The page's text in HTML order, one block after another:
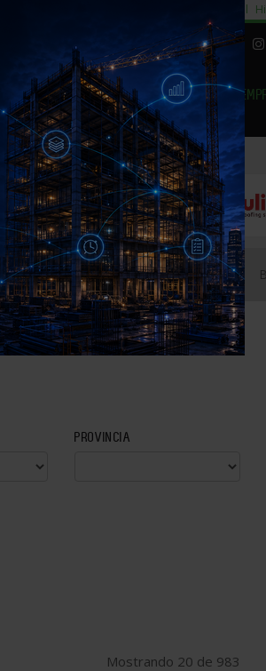
29% cambiar al alquiler temporal
|
PRODUCTOS AGENDA ARTÍCULOS
EMPRESAS PREMIUM
PROVINCIA
Mostrando 20 de 983